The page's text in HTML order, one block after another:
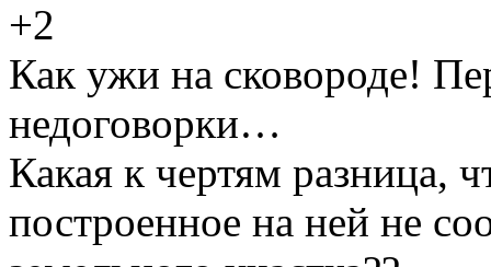
+2
Как ужи на сковороде!
недоговорки…
Какая к чертям разница,
построенное на ней не